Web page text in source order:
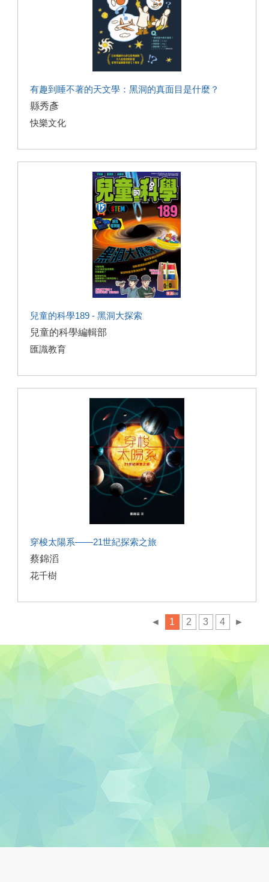
有趣到睡不著的天文學：黑洞的真面目是什麼？
縣秀彥
快樂文化
兒童的科學189 - 黑洞大探索
兒童的科學編輯部
匯識教育
穿梭太陽系——21世紀探索之旅
蔡錦滔
花千樹
◄ 1 2 3 4 ►